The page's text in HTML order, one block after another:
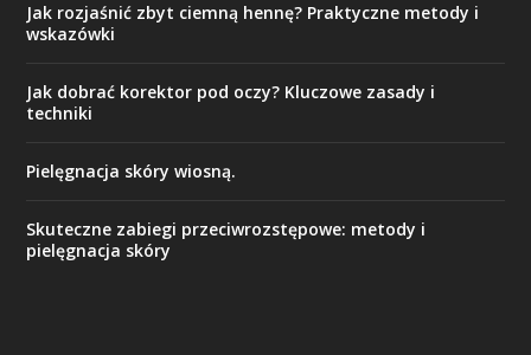
Jak rozjaśnić zbyt ciemną hennę? Praktyczne metody i
wskazówki
Jak dobrać korektor pod oczy? Kluczowe zasady i
techniki
Pielęgnacja skóry wiosną.
Skuteczne zabiegi przeciwrozstępowe: metody i
pielęgnacja skóry